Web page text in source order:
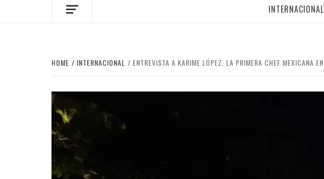
INTERNACIONAL
HOME INTERNACIONAL ENTREVISTA A KARIME LÓPEZ, LA PRIMERA CHEF MEXICANA